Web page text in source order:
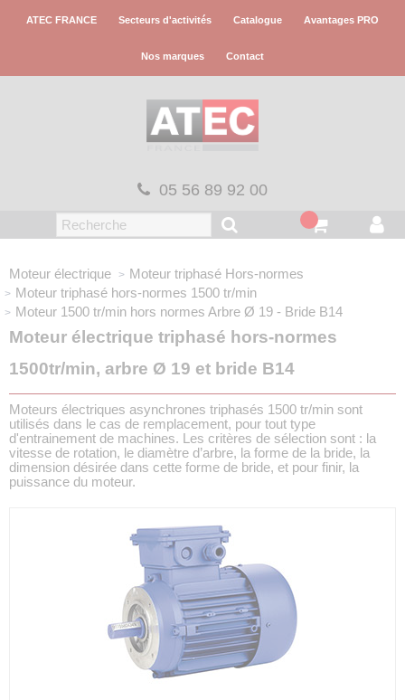
ATEC FRANCE Secteurs d'activités Catalogue Avantages PRO
Nos marques Contact
05 56 89 92 00
Moteur électrique Moteur triphasé Hors-normes
Moteur triphasé hors-normes 1500 tr/min
Moteur 1500 tr/min hors normes Arbre Ø 19 - Bride B14
Moteur électrique triphasé hors-normes
1500tr/min, arbre Ø 19 et bride B14
Moteurs électriques asynchrones triphasés 1500 tr/min sont
utilisés dans le cas de remplacement, pour tout type
d'entrainement de machines. Les critères de sélection sont : la
vitesse de rotation, le diamètre d’arbre, la forme de la bride, la
dimension désirée dans cette forme de bride, et pour finir, la
puissance du moteur.